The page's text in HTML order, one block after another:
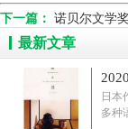
下一篇： 诺贝尔文学
最新文章
日本
多种